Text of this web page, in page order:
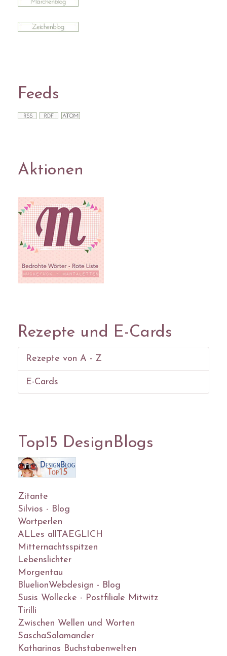
Feeds
Aktionen
Rezepte und E-Cards
Rezepte von A - Z
E-Cards
Top15 DesignBlogs
Zitante
Silvios - Blog
Wortperlen
ALLes allTAEGLICH
Mitternachtsspitzen
Lebenslichter
Morgentau
BluelionWebdesign - Blog
Susis Wollecke - Postfiliale Mitwitz
Tirilli
Zwischen Wellen und Worten
SaschaSalamander
Katharinas Buchstabenwelten